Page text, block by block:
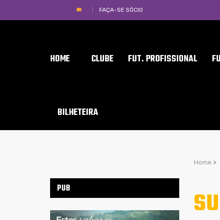
FAÇA-SE SÓCIO
HOME CLUBE FUT. PROFISSIONAL
BILHETEIRA
Home >
PUB